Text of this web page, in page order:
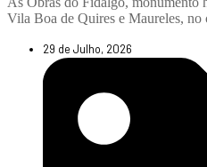
Vila Boa de Quires e Maureles, no
29 de Julho, 2026